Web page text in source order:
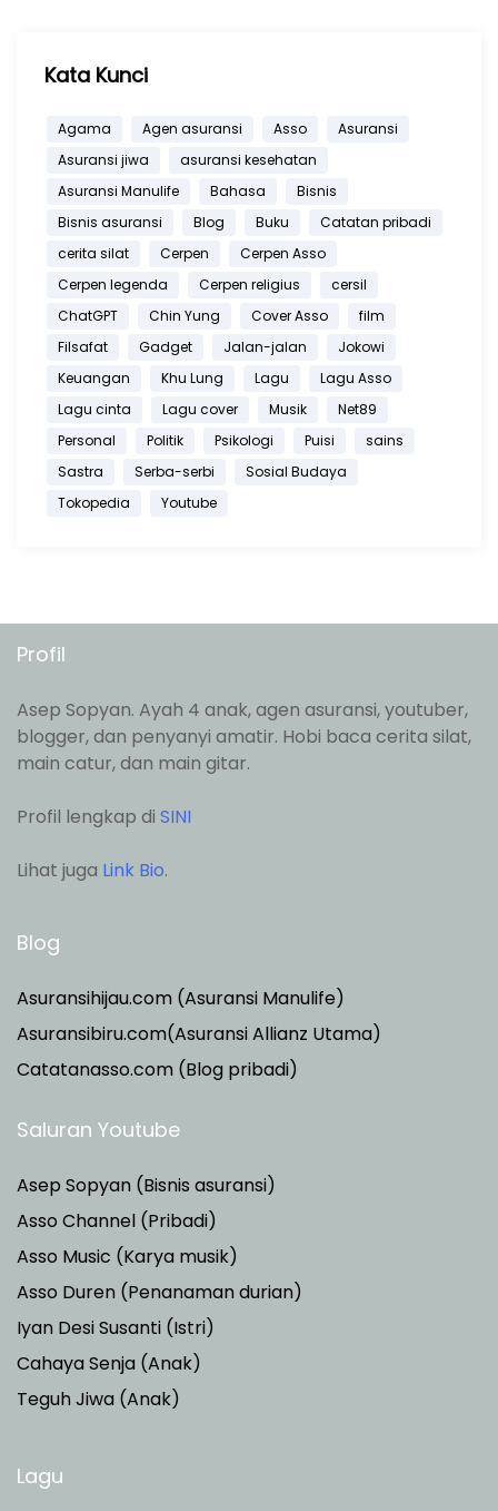
Kata Kunci
Agama Agen asuransi Asso
Asuransi
Asuransi jiwa
asuransi kesehatan
Asuransi Manulife
Bahasa
Bisnis
Bisnis asuransi
Blog Buku
Catatan pribadi
cerita silat
Cerpen
Cerpen Asso
Cerpen legenda
Cerpen religius
cersil
ChatGPT
Chin Yung Cover Asso
film
Filsafat
Gadget Jalan-jalan
Jokowi
Keuangan
Khu Lung Lagu
Lagu Asso
Lagu cinta
Lagu cover Musik
Net89
Personal
Politik Psikologi Puisi
sains
Sastra
Serba-serbi
Sosial Budaya
Tokopedia
Youtube
Profil
Asep Sopyan. Ayah 4 anak, agen asuransi, youtuber,
blogger, dan penyanyi amatir. Hobi baca cerita silat,
main catur, dan main gitar.
Profil lengkap di SINI
Lihat juga Link Bio.
Blog
Asuransihijau.com (Asuransi Manulife)
Asuransibiru.com(Asuransi Allianz Utama)
Catatanasso.com (Blog pribadi)
Saluran Youtube
Asep Sopyan (Bisnis asuransi)
Asso Channel (Pribadi)
Asso Music (Karya musik)
Asso Duren (Penanaman durian)
Iyan Desi Susanti (Istri)
Cahaya Senja (Anak)
Teguh Jiwa (Anak)
Lagu